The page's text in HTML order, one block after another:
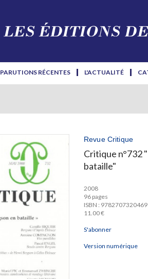
PARUTIONS RÉCENTES L'ACTUALITÉ
Revue Critique
Critique n°732
bataille"
2008
96 pages
ISBN : 9782707320469
11.00 €
S'abonner
Version numérique